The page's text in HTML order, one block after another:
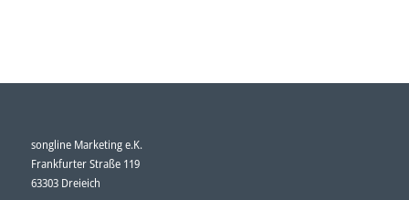
songline Marketing e.K.
Frankfurter Straße 119
63303 Dreieich